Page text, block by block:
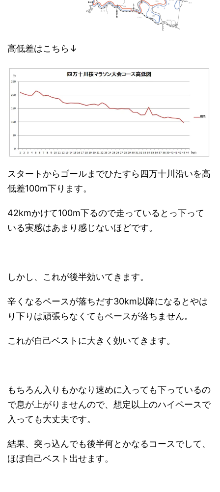
高低差はこちら↓
スタートからゴールまでひたすら四万十川沿いを高
低差100m下ります。
42kmかけて100m下るので走っているとっ下って
いる実感はあまり感じないほどです。
しかし、これが後半効いてきます。
辛くなるペースが落ちだす30km以降になるとやは
り下りは頑張らなくてもペースが落ちません。
これが自己ベストに大きく効いてきます。
もちろん入りもかなり速めに入っても下っているの
で息が上がりませんので、想定以上のハイペースで
入っても大丈夫です。
結果、突っ込んでも後半何とかなるコースでして、
ほぼ自己ベスト出せます。